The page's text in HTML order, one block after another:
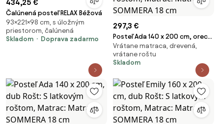
434,25 €
Čalúnená posteľ RELAX Béžová
93×221×98 cm, s úložným
priestorom, čalúnená
Skladom
Doprava zadarmo
297,3 €
Posteľ Ada 140 x 200 cm, orech
Rošt: S latkovým roštom,
Matrac: Matrac SOMMERA 18
cm
Vrátane matraca, drevená,
vrátane roštu
Skladom